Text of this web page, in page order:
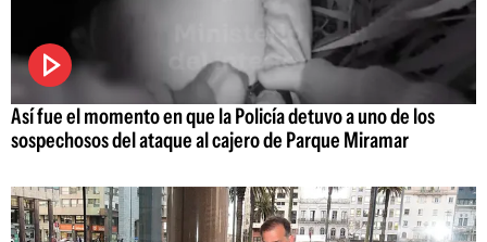
Así fue el momento en que la Policía detuvo a uno de los
sospechosos del ataque al cajero de Parque Miramar